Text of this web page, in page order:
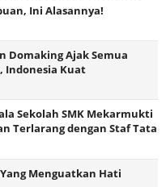
Ini Alasannya!
Domaking Ajak Semua
Indonesia Kuat
Sekolah SMK Mekarmukti
Terlarang dengan Staf Tata
Menguatkan Hati